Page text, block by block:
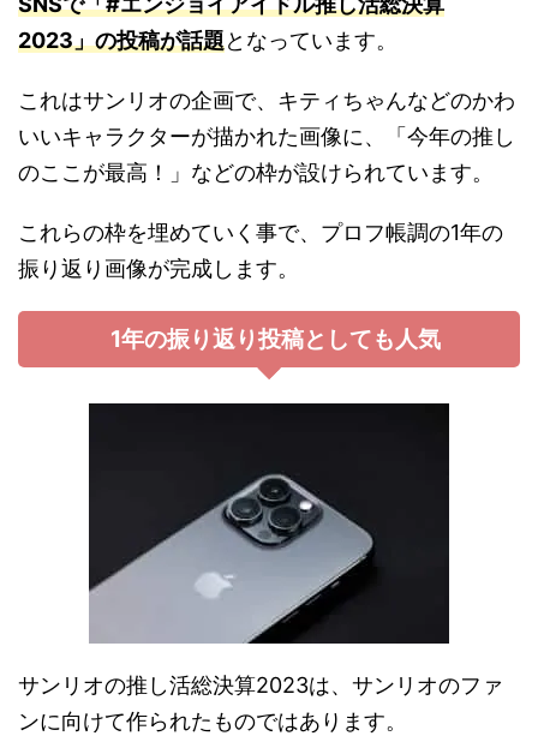
2023」の投稿が話題となっています。
これはサンリオの企画で、キティちゃんなどのかわ
いいキャラクターが描かれた画像に、「今年の推し
のここが最高！」などの枠が設けられています。
これらの枠を埋めていく事で、プロフ帳調の1年の
振り返り画像が完成します。
1年の振り返り投稿としても人気
サンリオの推し活総決算2023は、サンリオのファ
ンに向けて作られたものではあります。